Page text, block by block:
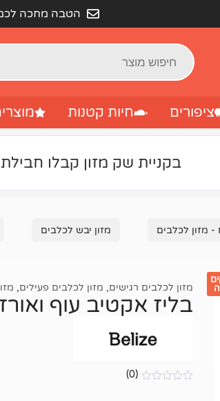
הטבה מחכה
ציפורים חיות קטנות
בקניית שק מזון קבלו
- מזון לכלבים מזון יבש לכלבים
מזון לכלבים רגישים, מזון לכלבים פעילים,
בליז אקטיב עוף ואורז 3 קג
(0)